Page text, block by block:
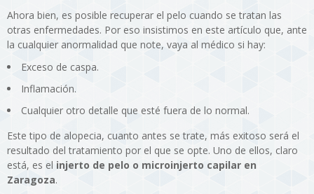
Ahora bien, es posible recuperar el pelo cuando se tratan las
otras enfermedades. Por eso insistimos en este artículo que, ante
la cualquier anormalidad que note, vaya al médico si hay:
Exceso de caspa.
Inflamación.
Cualquier otro detalle que esté fuera de lo normal.
Este tipo de alopecia, cuanto antes se trate, más exitoso será el
resultado del tratamiento por el que se opte. Uno de ellos, claro
está, es el injerto de pelo o microinjerto capilar en
Zaragoza.